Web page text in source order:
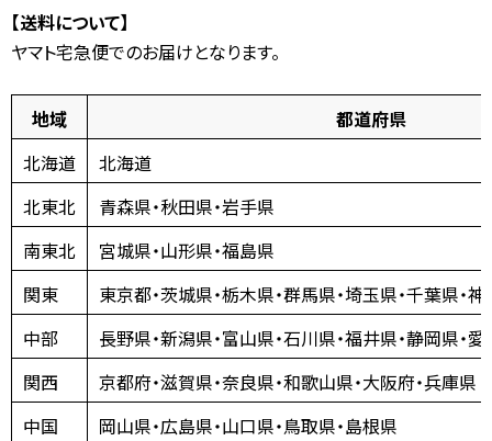
【送料について】
ヤマト宅急便でのお届けとなります。
地域
都道府県
北海道
北海道
北東北
青森県・秋田県・岩手県
南東北
宮城県・山形県・福島県
関東
東京都・茨城県・栃木県・群馬県・埼玉県・千葉県・
中部
長野県・新潟県・富山県・石川県・福井県・静岡県・
関西
京都府・滋賀県・奈良県・和歌山県・大阪府・兵庫県
中国
岡山県・広島県・山口県・鳥取県・島根県